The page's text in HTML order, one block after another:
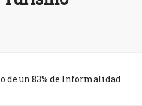
de un 83% de Informalidad